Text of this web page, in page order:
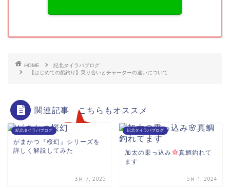
HOME
紀北タイラバブログ
【はじめての船釣り】乗り合いとチャーターの違いについて
関連記事 こちらもオススメ
紀北タイラバブログ
がまかつ『桜幻』シリーズを
詳しく解説してみた
3月 7, 2025
紀北タイラバブログ
加太の乗っ込み
真鯛釣れて
ます
5月 1, 2024